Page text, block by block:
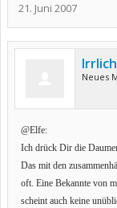
21. Juni 2007
Neues
@Elfe:
Ich drück Dir die
Das mit den
oft. Eine Bekannte von
scheint auch keine